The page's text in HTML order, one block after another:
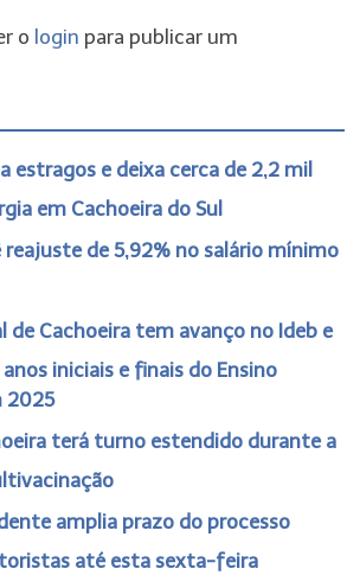
o login para publicar um
estragos e deixa cerca de 2,2 mil
em Cachoeira do Sul
reajuste de 5,92% no salário mínimo
de Cachoeira tem avanço no Ideb e
iniciais e finais do Ensino
2025
terá turno estendido durante a
amplia prazo do processo
até esta sexta-feira